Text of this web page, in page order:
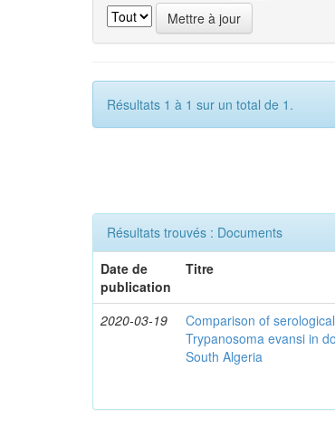
Résultats 1 à 1 sur un total de 1.
Résultats trouvés : Documents
Date de
publication
Titre
2020-03-19
Comparison of
Trypanosoma evansi in
South Algeria